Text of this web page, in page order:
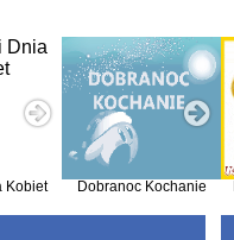
Kobiet Dobranoc Kochanie